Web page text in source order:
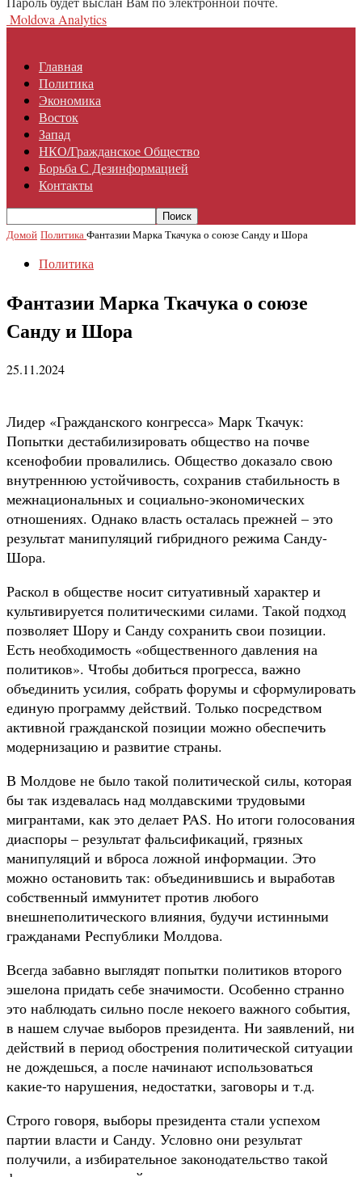
Moldova Analytics
Главная
Политика
Экономика
Восток
Запад
НКО/гражданское Общество
Борьба С Дезинформацией
Контакты
Домой ПолитикаФантазии Марка Ткачука о союзе Санду и Шора
Политика
Фантазии Марка Ткачука о союзе
Санду и Шора
25.11.2024
Лидер «Гражданского конгресса» Марк Ткачук:
Попытки дестабилизировать общество на почве
ксенофобии провалились. Общество доказало свою
внутреннюю устойчивость, сохранив стабильность в
межнациональных и социально-экономических
отношениях. Однако власть осталась прежней – это
результат манипуляций гибридного режима Санду-
Шора.
Раскол в обществе носит ситуативный характер и
культивируется политическими силами. Такой подход
позволяет Шору и Санду сохранить свои позиции.
Есть необходимость «общественного давления на
политиков». Чтобы добиться прогресса, важно
объединить усилия, собрать форумы и сформулировать
единую программу действий. Только посредством
активной гражданской позиции можно обеспечить
модернизацию и развитие страны.
В Молдове не было такой политической силы, которая
бы так издевалась над молдавскими трудовыми
мигрантами, как это делает PAS. Но итоги голосования
диаспоры – результат фальсификаций, грязных
манипуляций и вброса ложной информации. Это
можно остановить так: объединившись и выработав
собственный иммунитет против любого
внешнеполитического влияния, будучи истинными
гражданами Республики Молдова.
Всегда забавно выглядят попытки политиков второго
эшелона придать себе значимости. Особенно странно
это наблюдать сильно после некоего важного события,
в нашем случае выборов президента. Ни заявлений, ни
действий в период обострения политической ситуации
не дождешься, а после начинают использоваться
какие-то нарушения, недостатки, заговоры и т.д.
Строго говоря, выборы президента стали успехом
партии власти и Санду. Условно они результат
получили, а избирательное законодательство такой